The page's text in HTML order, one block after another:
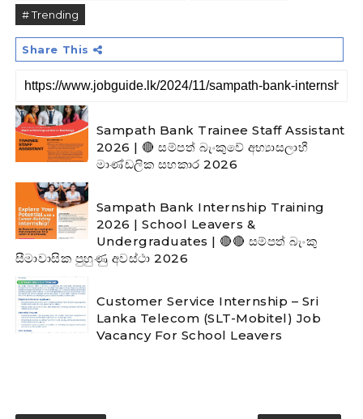
# Trending
Share This
Sampath Bank Trainee Staff Assistant
2026 | 🔴 සම්පත් බැංකුවේ අභ්‍යාසලාභී
මාණ්ඩලික සහකාර 2026
Sampath Bank Internship Training
2026 | School Leavers &
Undergraduates | 🔴🔴 සම්පත් බැංකු
සීමාවාසික පුහුණු අවස්ථා 2026
Customer Service Internship – Sri
Lanka Telecom (SLT-Mobitel) Job
Vacancy For School Leavers